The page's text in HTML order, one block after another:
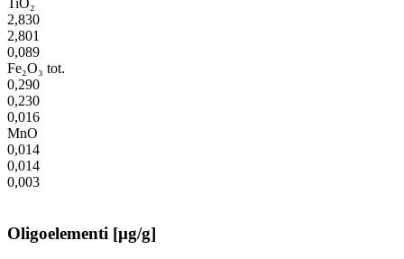
TiO₂
2,830
2,801
0,089
Fe₂O₃ tot.
0,290
0,230
0,016
MnO
0,014
0,014
0,003
Oligoelementi [µg/g]